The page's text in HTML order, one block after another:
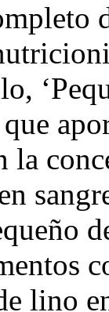
la
lino